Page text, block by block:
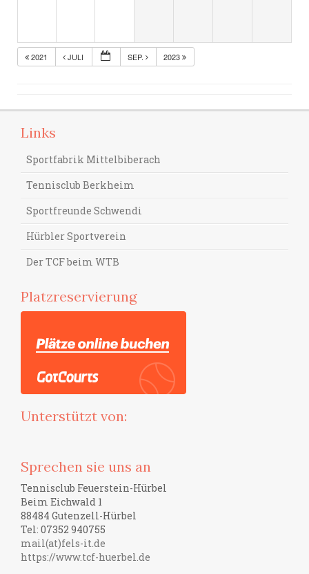
2021 JULI SEP. 2023
Links
Sportfabrik Mittelbiberach
Tennisclub Berkheim
Sportfreunde Schwendi
Hürbler Sportverein
Der TCF beim WTB
Platzreservierung
Unterstützt von:
Sprechen sie uns an
Tennisclub Feuerstein-Hürbel
Beim Eichwald 1
88484 Gutenzell-Hürbel
Tel: 07352 940755
mail(at)fels-it.de
https://www.tcf-huerbel.de